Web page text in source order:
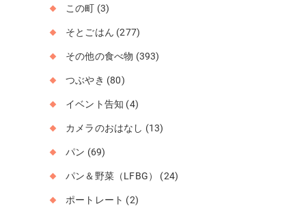
この町 (3)
そとごはん (277)
その他の食べ物 (393)
つぶやき (80)
イベント告知 (4)
カメラのおはなし (13)
パン (69)
パン＆野菜（LFBG） (24)
ポートレート (2)